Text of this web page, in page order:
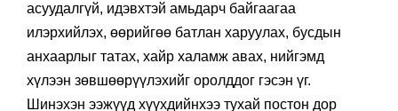
асуудалгүй, идэвхтэй амьдарч байгаагаа
илэрхийлэх, өөрийгөө батлан харуулах, бусдын
анхаарлыг татах, хайр халамж авах, нийгэмд
хүлээн зөвшөөрүүлэхийг оролддог гэсэн үг.
Шинэхэн ээжүүд хүүхдийнхээ тухай постон дор